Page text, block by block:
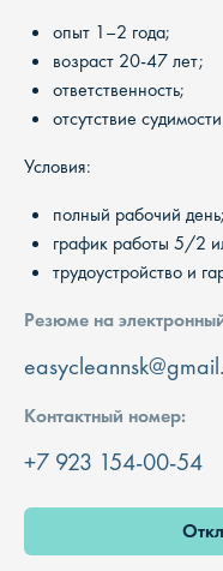
опыт 1–2 года;
возраст 20-47 лет;
ответственность;
отсутствие
Условия:
полный рабочий день;
график работы 5/2
трудоустройство и
Резюме на
Контактный номер:
+7 923 154-00-54